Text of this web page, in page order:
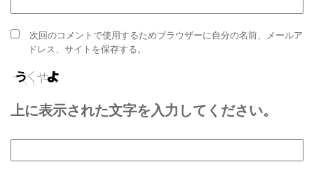
次回のコメントで使用するためブラウザーに自分の名前、メールア
ドレス、サイトを保存する。
上に表示された文字を入力してください。